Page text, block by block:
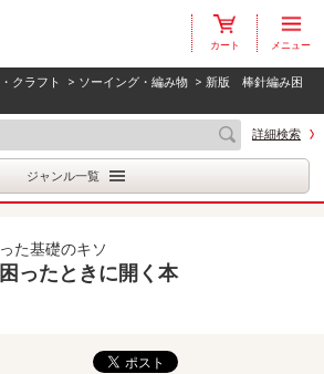
カート メニュー
クラフト > ソーイング・編み物 > 新版 棒針編み困
詳細検索
ジャンル一覧
た基礎のキソ
ったときに開く本